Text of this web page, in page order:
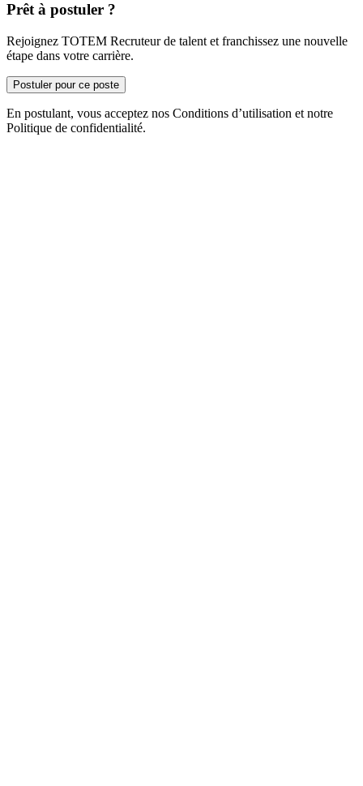
Prêt à postuler ?
Rejoignez TOTEM Recruteur de talent et franchissez une nouvelle
étape dans votre carrière.
Postuler pour ce poste
En postulant, vous acceptez nos Conditions d’utilisation et notre
Politique de confidentialité.